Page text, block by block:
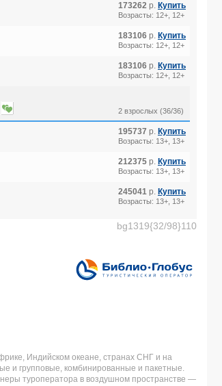
173262 р. Купить
Возрасты: 12+, 12+
183106 р. Купить
Возрасты: 12+, 12+
183106 р. Купить
Возрасты: 12+, 12+
2 взрослых (36/36)
195737 р. Купить
Возрасты: 13+, 13+
212375 р. Купить
Возрасты: 13+, 13+
245041 р. Купить
Возрасты: 13+, 13+
bg1319{32/98}110
Индийском океане, странах СНГ и на
и групповые, комбинированные и пакетные.
туроператора в воздушном пространстве —